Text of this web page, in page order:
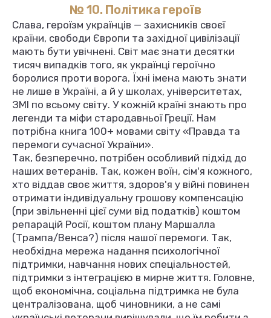
№ 10. Політика героїв
Слава, героїзм українців — захисників своєї
країни, свободи Європи та західної цивілізації
мають бути увічнені. Світ має знати десятки
тисяч випадків того, як українці героїчно
боролися проти ворога. Їхні імена мають знати
не лише в Україні, а й у школах, університетах,
ЗМІ по всьому світу. У кожній країні знають про
легенди та міфи стародавньої Греції. Нам
потрібна книга 100+ мовами світу «Правда та
перемоги сучасної України».
Так, безперечно, потрібен особливий підхід до
наших ветеранів. Так, кожен воїн, сім'я кожного,
хто віддав своє життя, здоров'я у війні повинен
отримати індивідуальну грошову компенсацію
(при звільненні цієї суми від податків) коштом
репарацій Росії, коштом плану Маршалла
(Трампа/Венса?) після нашої перемоги. Так,
необхідна мережа надання психологічної
підтримки, навчання нових спеціальностей,
підтримки з інтеграцією в мирне життя. Головне,
щоб економічна, соціальна підтримка не була
централізована, щоб чиновники, а не самі